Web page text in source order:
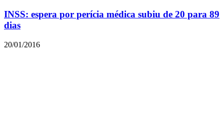
INSS: espera por perícia médica subiu de 20 para 89
dias
20/01/2016